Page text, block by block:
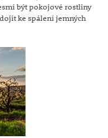
být pokojové rostliny
ke spálení jemných